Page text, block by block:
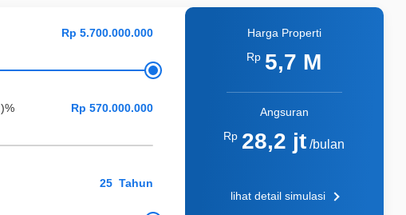
)%
Tahun
Harga Properti
Rp 5,7 M
Angsuran
Rp 28,2 jt /bulan
lihat detail simulasi